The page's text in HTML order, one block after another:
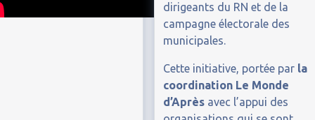
dirigeants du RN et de la
campagne électorale des
municipales.
Cette initiative, portée par la
coordination Le Monde
d’Aprèsavec l’appui des